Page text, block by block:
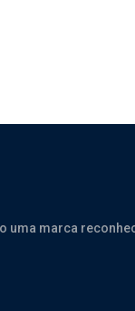
uma marca